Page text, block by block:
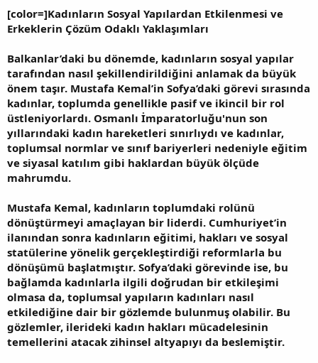
[color=]Kadınların Sosyal Yapılardan Etkilenmesi ve
Erkeklerin Çözüm Odaklı Yaklaşımları
Balkanlar’daki bu dönemde, kadınların sosyal yapılar
tarafından nasıl şekillendirildiğini anlamak da büyük
önem taşır. Mustafa Kemal’in Sofya’daki görevi sırasında
kadınlar, toplumda genellikle pasif ve ikincil bir rol
üstleniyorlardı. Osmanlı İmparatorluğu'nun son
yıllarındaki kadın hareketleri sınırlıydı ve kadınlar,
toplumsal normlar ve sınıf bariyerleri nedeniyle eğitim
ve siyasal katılım gibi haklardan büyük ölçüde
mahrumdu.
Mustafa Kemal, kadınların toplumdaki rolünü
dönüştürmeyi amaçlayan bir liderdi. Cumhuriyet’in
ilanından sonra kadınların eğitimi, hakları ve sosyal
statülerine yönelik gerçekleştirdiği reformlarla bu
dönüşümü başlatmıştır. Sofya’daki görevinde ise, bu
bağlamda kadınlarla ilgili doğrudan bir etkileşimi
olmasa da, toplumsal yapıların kadınları nasıl
etkilediğine dair bir gözlemde bulunmuş olabilir. Bu
gözlemler, ilerideki kadın hakları mücadelesinin
temellerini atacak zihinsel altyapıyı da beslemiştir.